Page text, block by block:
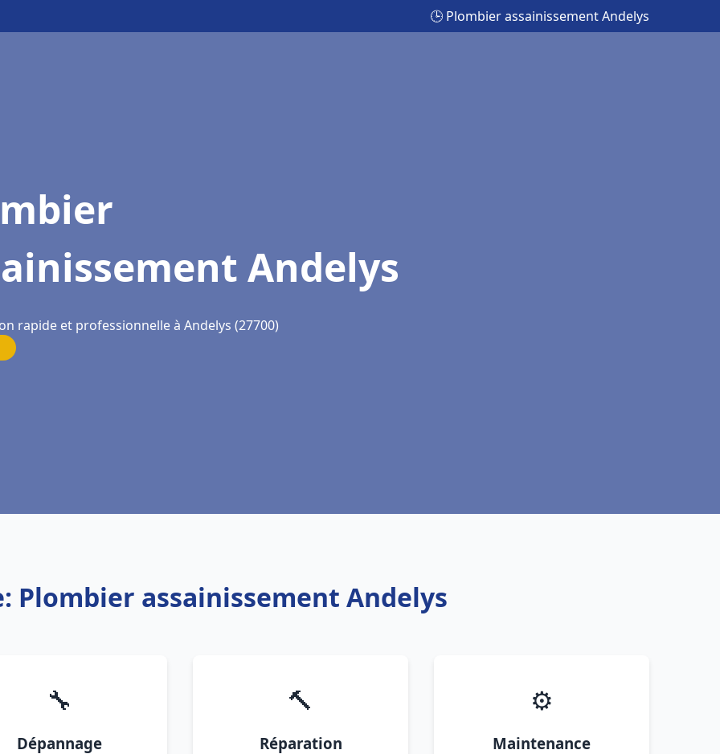
🕒 Plombier assainissement Andelys
Andelys
rapide et professionnelle à Andelys (27700)
Plombier assainissement Andelys
🔧
Dépannage
🔨
Réparation
⚙️
Maintenance